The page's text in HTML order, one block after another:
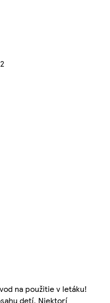
na použitie v letáku!
detí. Niektorí